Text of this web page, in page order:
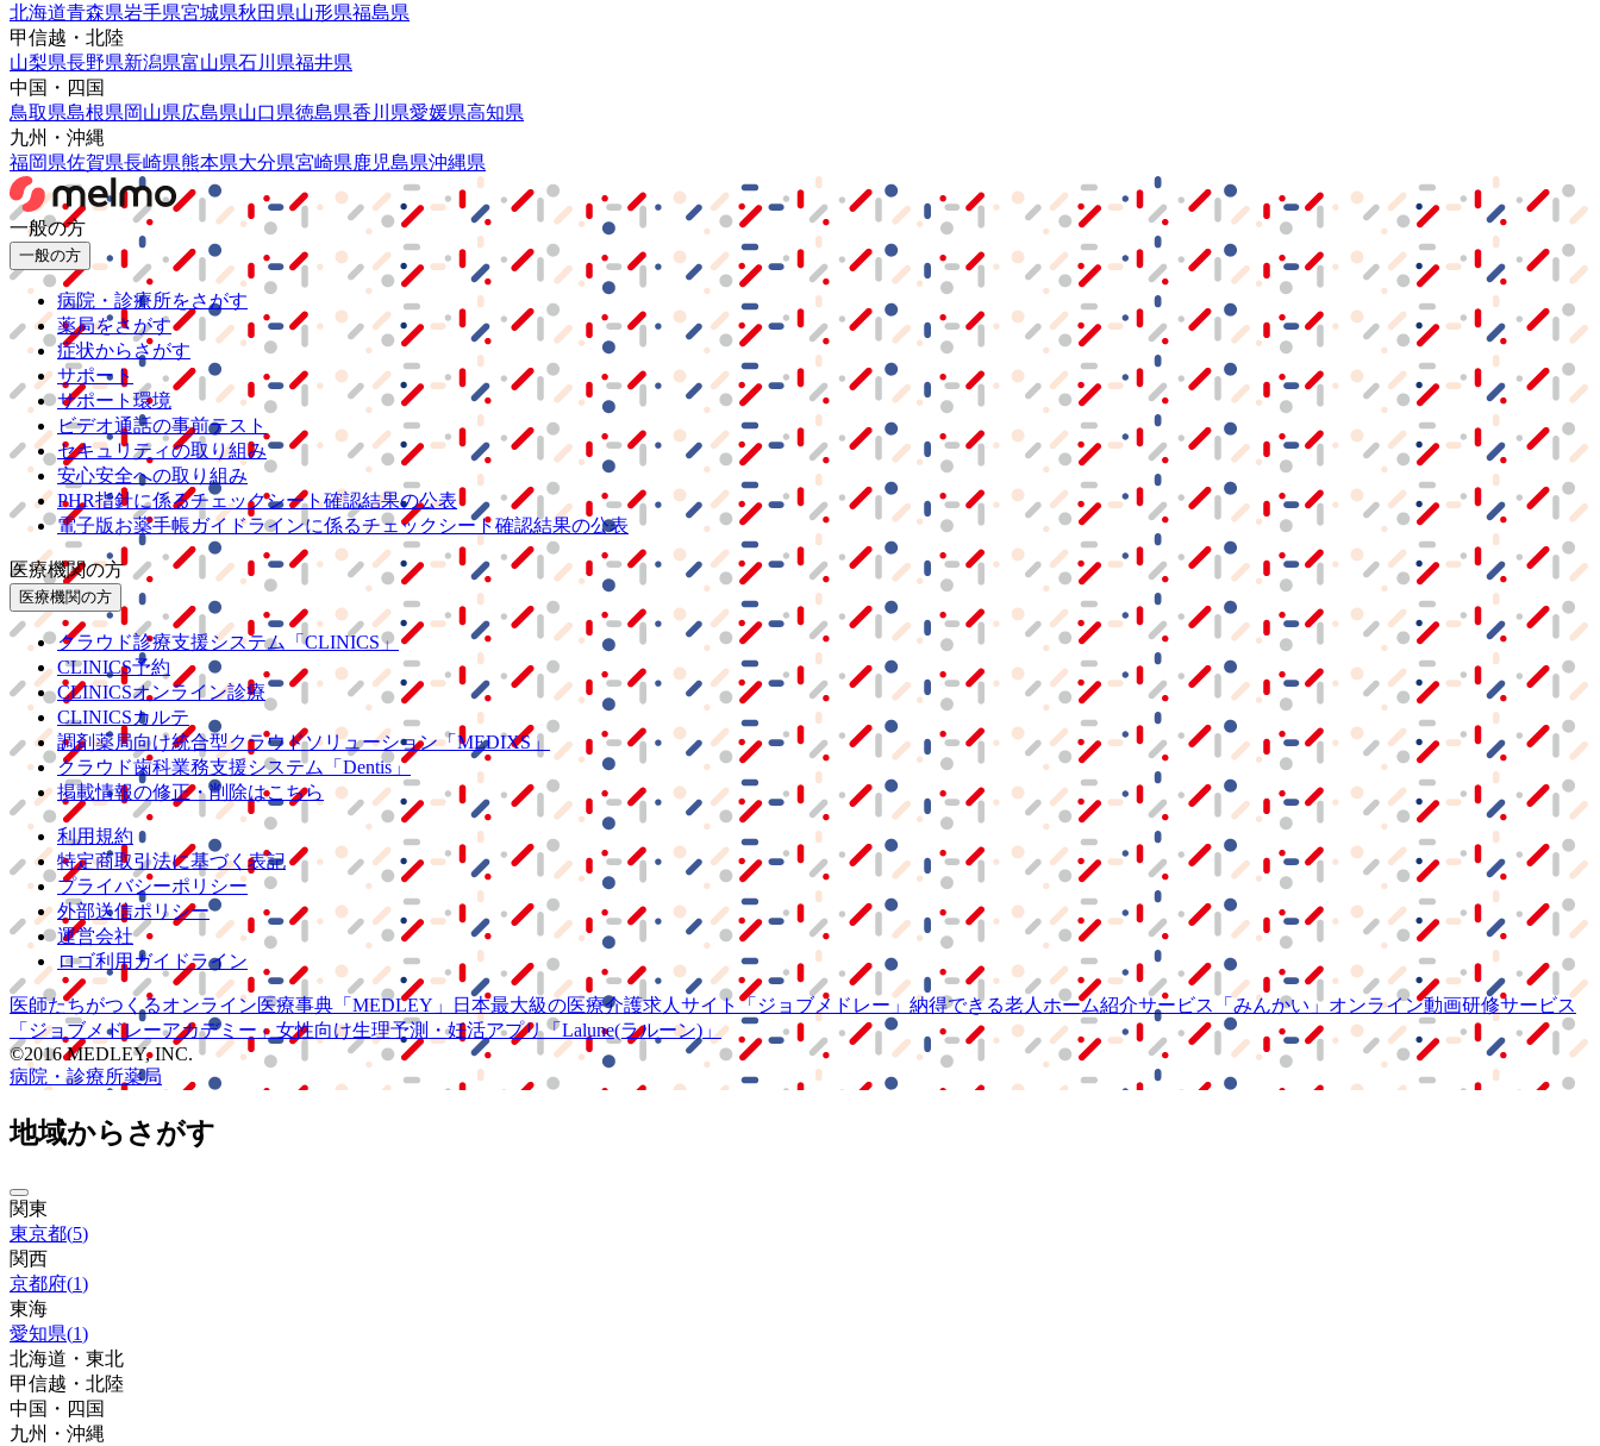
北海道青森県岩手県宮城県秋田県山形県福島県
甲信越・北陸
山梨県長野県新潟県富山県石川県福井県
中国・四国
鳥取県島根県岡山県広島県山口県徳島県香川県愛媛県高知県
九州・沖縄
福岡県佐賀県長崎県熊本県大分県宮崎県鹿児島県沖縄県
一般の方
一般の方
病院・診療所をさがす
薬局をさがす
症状からさがす
サポート
サポート環境
ビデオ通話の事前テスト
セキュリティの取り組み
安心安全への取り組み
PHR指針に係るチェックシート確認結果の公表
電子版お薬手帳ガイドラインに係るチェックシート確認結果の公表
医療機関の方
医療機関の方
クラウド診療支援システム
「CLINICS」
CLINICS予約
CLINICSオンライン診療
CLINICSカルテ
調剤薬局向け統合型クラウドソリューション「MEDIXS」
クラウド歯科業務支援システム
「Dentis」
掲載情報の修正・削除はこちら
利用規約
特定商取引法に基づく表記
プライバシーポリシー
外部送信ポリシー
運営会社
ロゴ利用ガイドライン
医師たちがつくるオンライン医療事典 「MEDLEY」 日本最大級の医療介護求人サイト 「ジョブメドレー」 納得できる老人ホーム紹介サービス 「みんかい」 オンライン動画研修サービス
「ジョブメドレーアカデミー」 女性向け生理予測・妊活アプリ「Lalune(ラルーン)」
©2016 MEDLEY, INC.
病院・診療所薬局
地域からさがす
関東
東京都(5)
関西
京都府(1)
東海
愛知県(1)
北海道・東北
甲信越・北陸
中国・四国
九州・沖縄